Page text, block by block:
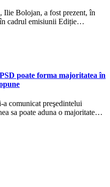
Ilie Bolojan, a fost prezent, în
în cadrul emisiunii Ediție…
poate forma majoritatea în
comunicat preşedintelui
sa poate aduna o majoritate…